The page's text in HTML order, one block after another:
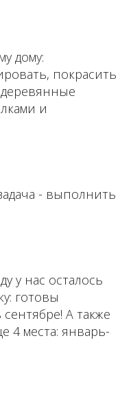
дому:
покрасить
и
- выполнить
у нас осталось
готовы
А также
4 места: январь-